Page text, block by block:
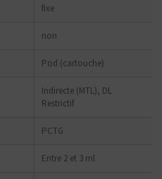
fixe
non
Pod (cartouche)
Indirecte (MTL), DL
Restrictif
PCTG
Entre 2 et 3 ml